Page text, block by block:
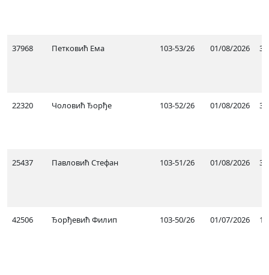
37968 Петковић Ема 103-53/26 01/08/2026
22320 Чоловић Ђорђе 103-52/26 01/08/2026
25437 Павловић Стефан 103-51/26 01/08/2026
42506 Ђорђевић Филип 103-50/26 01/07/2026